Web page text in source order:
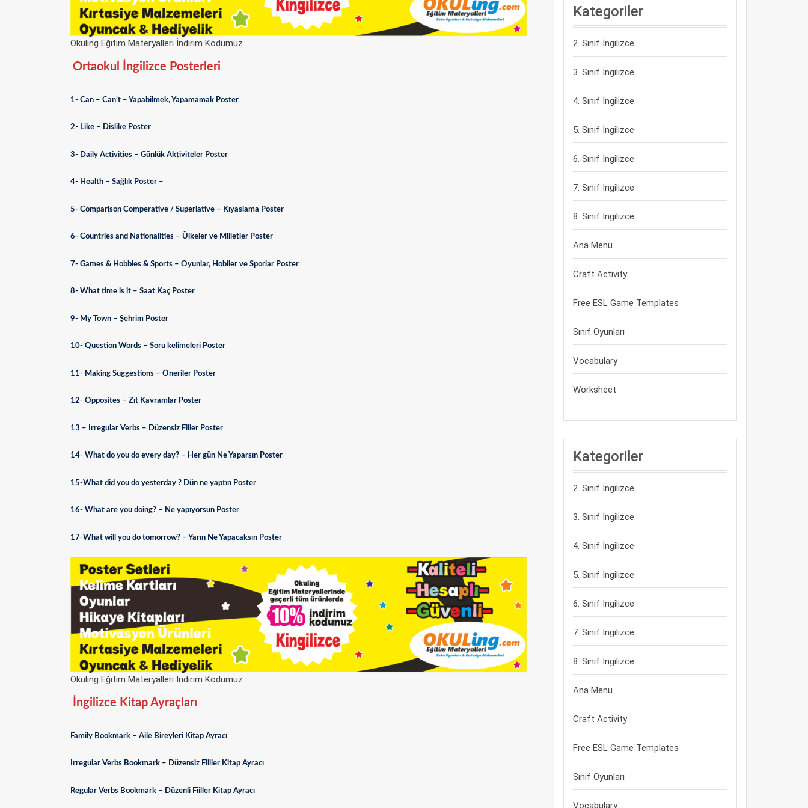
Okuling Eğitim Materyalleri İndirim Kodumuz
Ortaokul İngilizce Posterleri
1- Can – Can’t – Yapabilmek, Yapamamak Poster
2- Like – Dislike Poster
3- Daily Activities – Günlük Aktiviteler Poster
4- Health – Sağlık Poster –
5- Comparison Comperative / Superlative – Kıyaslama Poster
6- Countries and Nationalities – Ülkeler ve Milletler Poster
7- Games & Hobbies & Sports – Oyunlar, Hobiler ve Sporlar Poster
8- What time is it – Saat Kaç Poster
9- My Town – Şehrim Poster
10- Question Words – Soru kelimeleri Poster
11- Making Suggestions – Öneriler Poster
12- Opposites – Zıt Kavramlar Poster
13 – Irregular Verbs – Düzensiz Fiiler Poster
14- What do you do every day? – Her gün Ne Yaparsın Poster
15-What did you do yesterday ? Dün ne yaptın Poster
16- What are you doing? – Ne yapıyorsun Poster
17-What will you do tomorrow? – Yarın Ne Yapacaksın Poster
Okuling Eğitim Materyalleri İndirim Kodumuz
İngilizce Kitap Ayraçları
Family Bookmark – Aile Bireyleri Kitap Ayracı
Irregular Verbs Bookmark – Düzensiz Fiiller Kitap Ayracı
Regular Verbs Bookmark – Düzenli Fiiller Kitap Ayracı
Kategoriler
2. Sınıf İngilizce
3. Sınıf İngilizce
4. Sınıf İngilizce
5. Sınıf İngilizce
6. Sınıf İngilizce
7. Sınıf İngilizce
8. Sınıf İngilizce
Ana Menü
Craft Activity
Free ESL Game Templates
Sınıf Oyunları
Vocabulary
Worksheet
Kategoriler
2. Sınıf İngilizce
3. Sınıf İngilizce
4. Sınıf İngilizce
5. Sınıf İngilizce
6. Sınıf İngilizce
7. Sınıf İngilizce
8. Sınıf İngilizce
Ana Menü
Craft Activity
Free ESL Game Templates
Sınıf Oyunları
Vocabulary